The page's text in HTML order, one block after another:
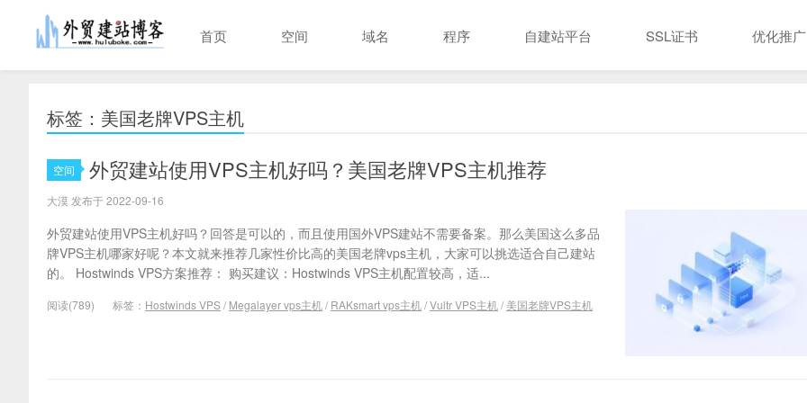
首页 空间 域名 程序 自建站平台 SSL证书 优化推广
标签：美国老牌VPS主机
空间 外贸建站使用VPS主机好吗？美国老牌VPS主机推荐
大漠 发布于 2022-09-16
外贸建站使用VPS主机好吗？回答是可以的，而且使用国外VPS建站不需要备案。那么美国这么多品
牌VPS主机哪家好呢？本文就来推荐几家性价比高的美国老牌vps主机，大家可以挑选适合自己建站
的。 Hostwinds VPS方案推荐： 购买建议：Hostwinds VPS主机配置较高，适...
阅读(789) 标签： Hostwinds VPS/ Megalayer vps主机/ RAKsmart vps主机/Vultr VPS主机/ 美国老牌VPS主机